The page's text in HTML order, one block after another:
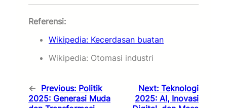
Referensi:
Wikipedia: Kecerdasan buatan
Wikipedia: Otomasi industri
← Previous: Politik
2025: Generasi Muda
Next: Teknologi
2025: AI, Inovasi